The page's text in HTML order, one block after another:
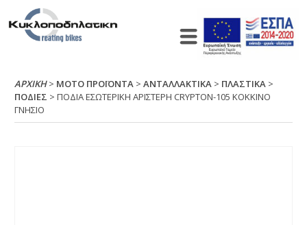
ΑΡΧΙΚΉ> ΜΟΤΟ ΠΡΟΪΟΝΤΑ >ΑΝΤΑΛΛΑΚΤΙΚΑ > ΠΛΑΣΤΙΚΑ >
ΠΟΔΙΕΣ > ΠΟΔΙΑ ΕΣΩΤΕΡΙΚΗ ΑΡΙΣΤΕΡΗ CRΥΡΤΟΝ-105 ΚΟΚΚΙΝΟ
ΓΝΗΣΙΟ